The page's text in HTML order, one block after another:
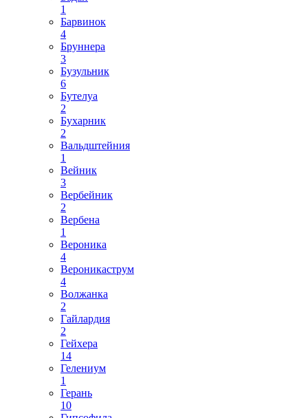
1
Барвинок
4
Бруннера
3
Бузульник
6
Бутелуа
2
Бухарник
2
Вальдштейния
1
Вейник
3
Вербейник
2
Вербена
1
Вероника
4
Вероникаструм
4
Волжанка
2
Гайлардия
2
Гейхера
14
Гелениум
1
Герань
10